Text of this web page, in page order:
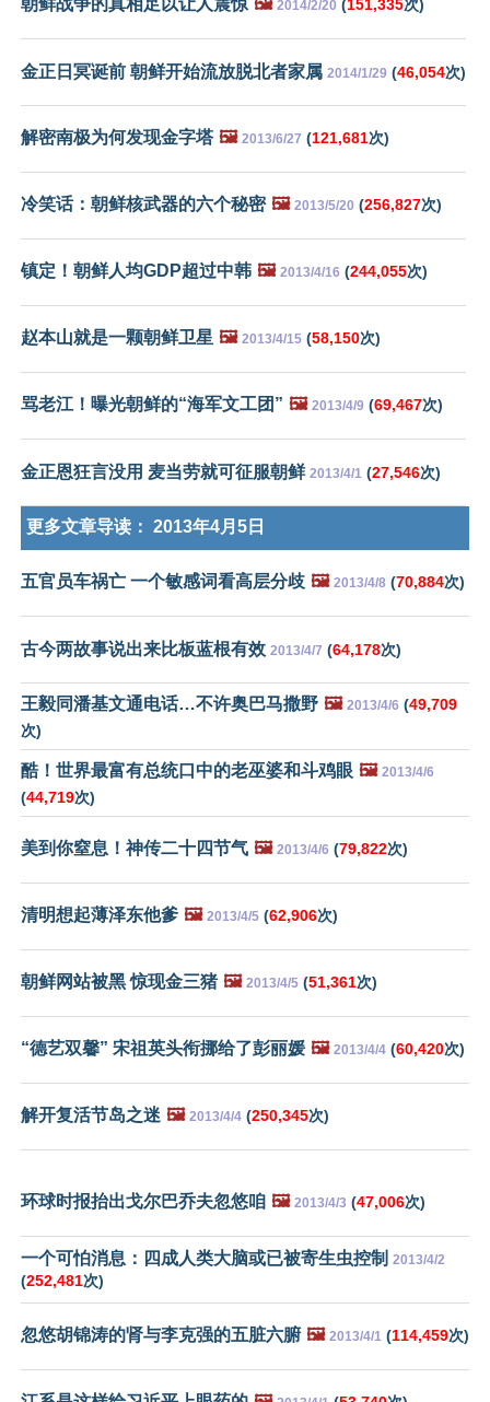
2014/2/20 (151,335次)
金正日冥诞前 朝鲜开始流放脱北者家属 2014/1/29 (46,054次)
解密南极为何发现金字塔 🖼️ 2013/6/27 (121,681次)
冷笑话：朝鲜核武器的六个秘密 🖼️ 2013/5/20 (256,827次)
镇定！朝鲜人均GDP超过中韩 🖼️ 2013/4/16 (244,055次)
赵本山就是一颗朝鲜卫星 🖼️ 2013/4/15 (58,150次)
骂老江！曝光朝鲜的“海军文工团” 🖼️ 2013/4/9 (69,467次)
金正恩狂言没用 麦当劳就可征服朝鲜 2013/4/1 (27,546次)
更多文章导读： 2013年4月5日
五官员车祸亡 一个敏感词看高层分歧 🖼️ 2013/4/8 (70,884次)
古今两故事说出来比板蓝根有效 2013/4/7 (64,178次)
王毅同潘基文通电话…不许奥巴马撒野 🖼️ 2013/4/6 (49,709
次)
酷！世界最富有总统口中的老巫婆和斗鸡眼 🖼️ 2013/4/6
(44,719次)
美到你窒息！神传二十四节气 🖼️ 2013/4/6 (79,822次)
清明想起薄泽东他爹 🖼️ 2013/4/5 (62,906次)
朝鲜网站被黑 惊现金三猪 🖼️ 2013/4/5 (51,361次)
“德艺双馨” 宋祖英头衔挪给了彭丽媛 🖼️ 2013/4/4 (60,420次)
解开复活节岛之迷 🖼️ 2013/4/4 (250,345次)
环球时报抬出戈尔巴乔夫忽悠咱 🖼️ 2013/4/3 (47,006次)
一个可怕消息：四成人类大脑或已被寄生虫控制 2013/4/2
(252,481次)
忽悠胡锦涛的肾与李克强的五脏六腑 🖼️ 2013/4/1 (114,459次)